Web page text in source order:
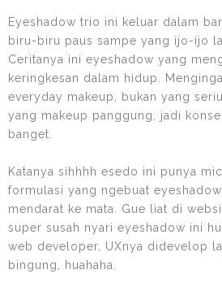
Eyeshadow trio ini keluar dalam
biru-biru paus sampe yang ijo-ijo
Ceritanya ini eyeshadow yang
keringkesan dalam hidup.
everyday makeup, bukan yang
yang makeup panggung, jadi
banget.
Katanya sihhhh esedo ini punya
formulasi yang ngebuat
mendarat ke mata. Gue liat di
super susah nyari eyeshadow ini
web developer, UXnya didevelop
bingung, huahaha.